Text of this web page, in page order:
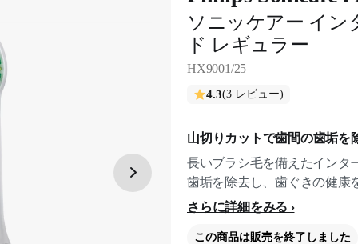
ソニッケアー イン
ド レギュラー
HX9001/25
4.3(3 レビュー)
山切りカットで歯間の歯垢を
長いブラシ毛を備えたインタ
歯垢を除去し、歯ぐきの健康
さらに詳細をみる
この商品は販売を終了しました